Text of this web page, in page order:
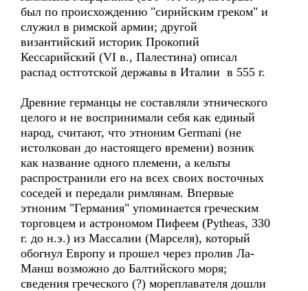
был по происхождению "сирийским греком" и
служил в римской армии; другой
византийский историк Прокопий
Кессарийский (VI в., Палестина) описал
распад остготской державы в Италии в 555 г.
Древние германцы не составляли этнического
целого и не воспринимали себя как единый
народ, считают, что этноним Germani (не
истолкован до настоящего времени) возник
как название одного племени, а кельты
распространили его на всех своих восточных
соседей и передали римлянам. Впервые
этноним "Германия" упоминается греческим
торговцем и астрономом Пифеем (Pytheas, 330
г. до н.э.) из Массалии (Марселя), который
обогнул Европу и прошел через пролив Ла-
Манш возможно до Балтийского моря;
сведения греческого (?) мореплавателя дошли